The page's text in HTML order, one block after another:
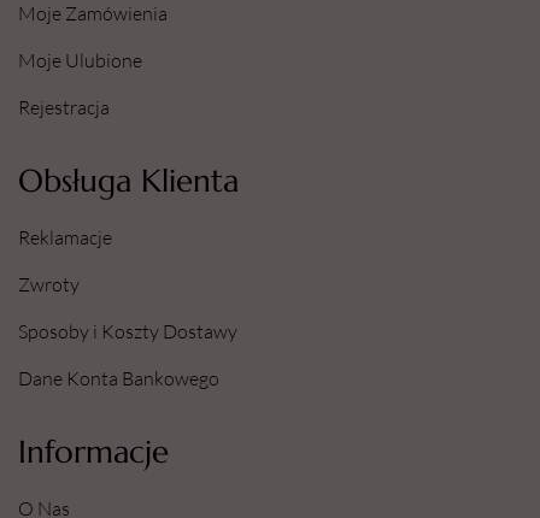
Moje Zamówienia
Moje Ulubione
Rejestracja
Obsługa Klienta
Reklamacje
Zwroty
Sposoby i Koszty Dostawy
Dane Konta Bankowego
Informacje
O Nas